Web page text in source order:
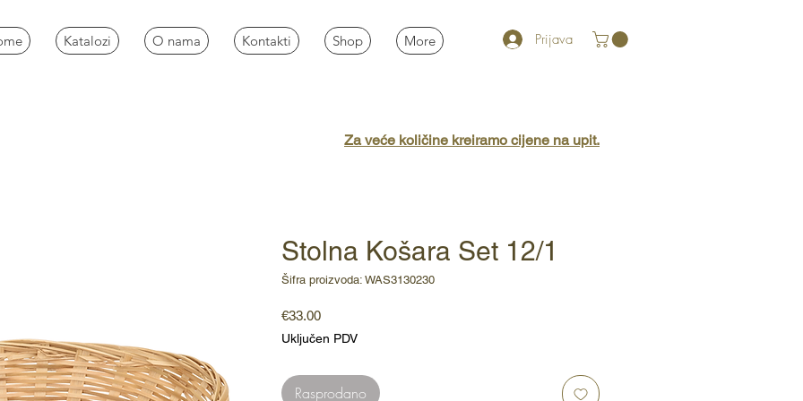
Katalozi O nama Kontakti Shop More Prijava
Stolna Košara Set 12/1
Šifra proizvoda: WAS3130230
€33.00Cijena
Uključen PDV
Rasprodano
Za veće količine kreiramo cijene na upit.